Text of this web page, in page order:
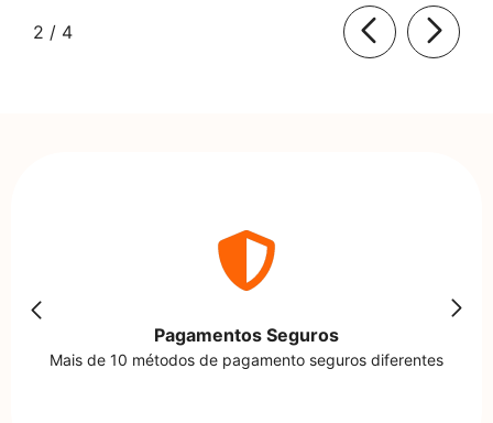
2 / de
4
Pagamentos Seguros
Mais de 10 métodos de pagamento seguros diferentes